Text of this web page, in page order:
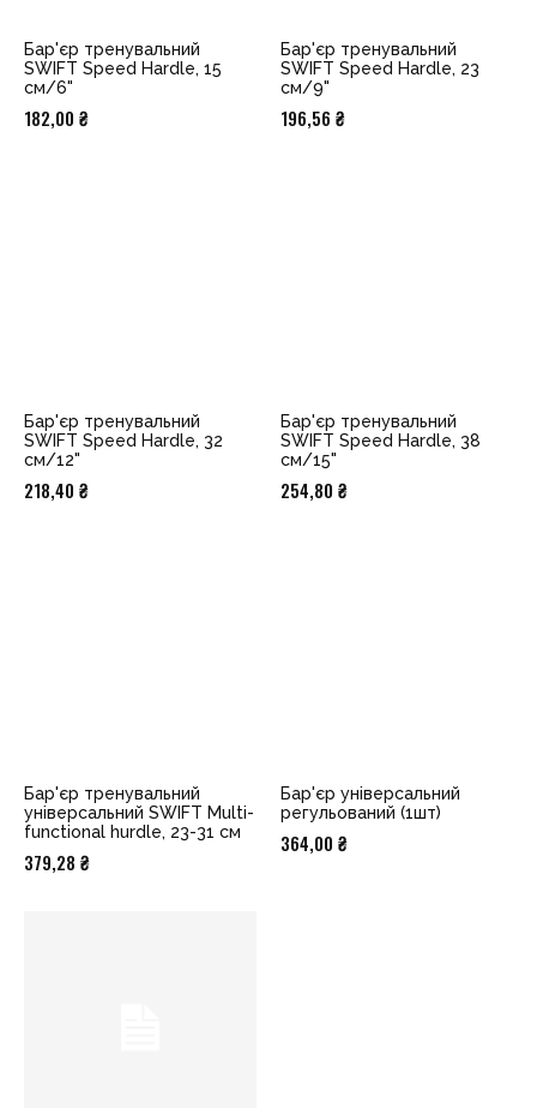
Бар'єр тренувальний
SWIFT Speed Hardle, 15
см/6"
182,00 ₴
Бар'єр тренувальний
SWIFT Speed Hardle, 23
см/9"
196,56 ₴
Бар'єр тренувальний
SWIFT Speed Hardle, 32
см/12"
218,40 ₴
Бар'єр тренувальний
SWIFT Speed Hardle, 38
см/15"
254,80 ₴
Бар'єр тренувальний
універсальний SWIFT Multi-
functional hurdle, 23-31 см
379,28 ₴
Бар'єр універсальний
регульований (1шт)
364,00 ₴